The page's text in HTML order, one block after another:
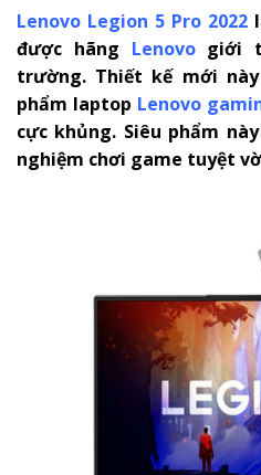
Lenovo Legion 5 Pro 2022
được hãng Lenovo giới
trường. Thiết kế mới
phẩm laptop Lenovo
cực khủng. Siêu phẩm
nghiệm chơi game tuyệt